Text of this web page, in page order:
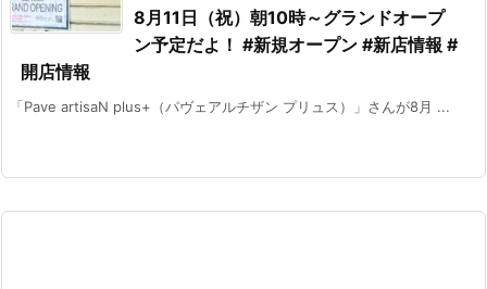
8月11日（祝）朝10時～グランドオープ
ン予定だよ！ #新規オープン #新店情報 #
開店情報
「Pave artisaN plus+（パヴェアルチザン プリュス）」さんが8月 ...